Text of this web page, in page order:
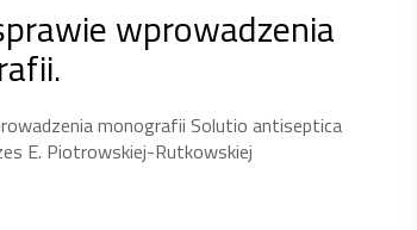
wprowadzenia
monografii Solutio antiseptica
E. Piotrowskiej-Rutkowskiej